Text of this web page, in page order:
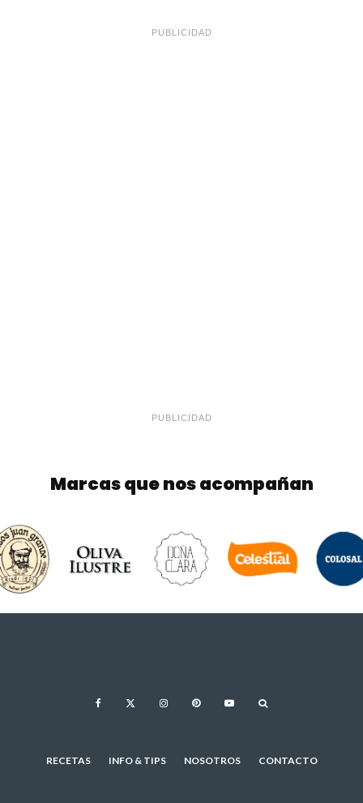
PUBLICIDAD
PUBLICIDAD
Marcas que nos acompañan
RECETAS INFO & TIPS NOSOTROS CONTACTO